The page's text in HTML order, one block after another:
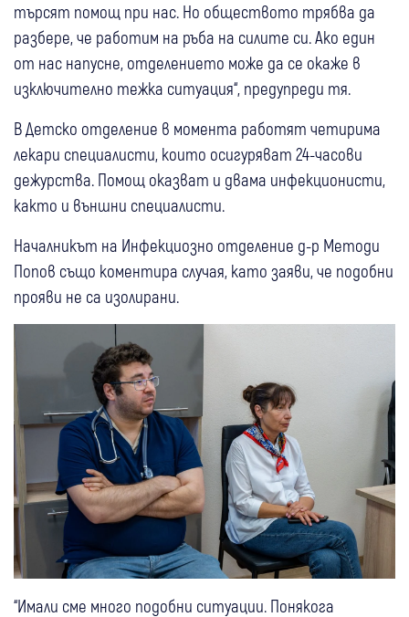
търсят помощ при нас. Но обществото трябва да
разбере, че работим на ръба на силите си. Ако един
от нас напусне, отделението може да се окаже в
изключително тежка ситуация“, предупреди тя.
В Детско отделение в момента работят четирима
лекари специалисти, които осигуряват 24-часови
дежурства. Помощ оказват и двама инфекционисти,
както и външни специалисти.
Началникът на Инфекциозно отделение д-р Методи
Попов също коментира случая, като заяви, че подобни
прояви не са изолирани.
“Имали сме много подобни ситуации. Понякога